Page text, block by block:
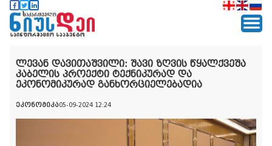
ლევან დავითაშვილი: შავი ზღვის წყალქვეშა
კაბელის პროექტი ტექნიკურად და
ეკონომიკურად განხორციელებადია
ეკონომიკა05-09-2024 12:24